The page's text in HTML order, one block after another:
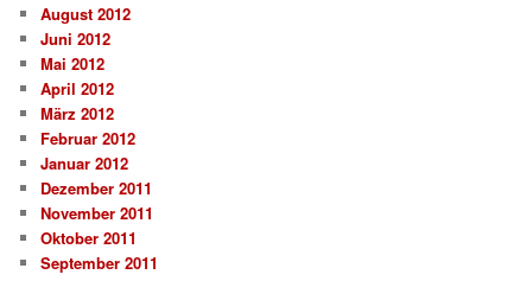
August 2012
Juni 2012
Mai 2012
April 2012
März 2012
Februar 2012
Januar 2012
Dezember 2011
November 2011
Oktober 2011
September 2011